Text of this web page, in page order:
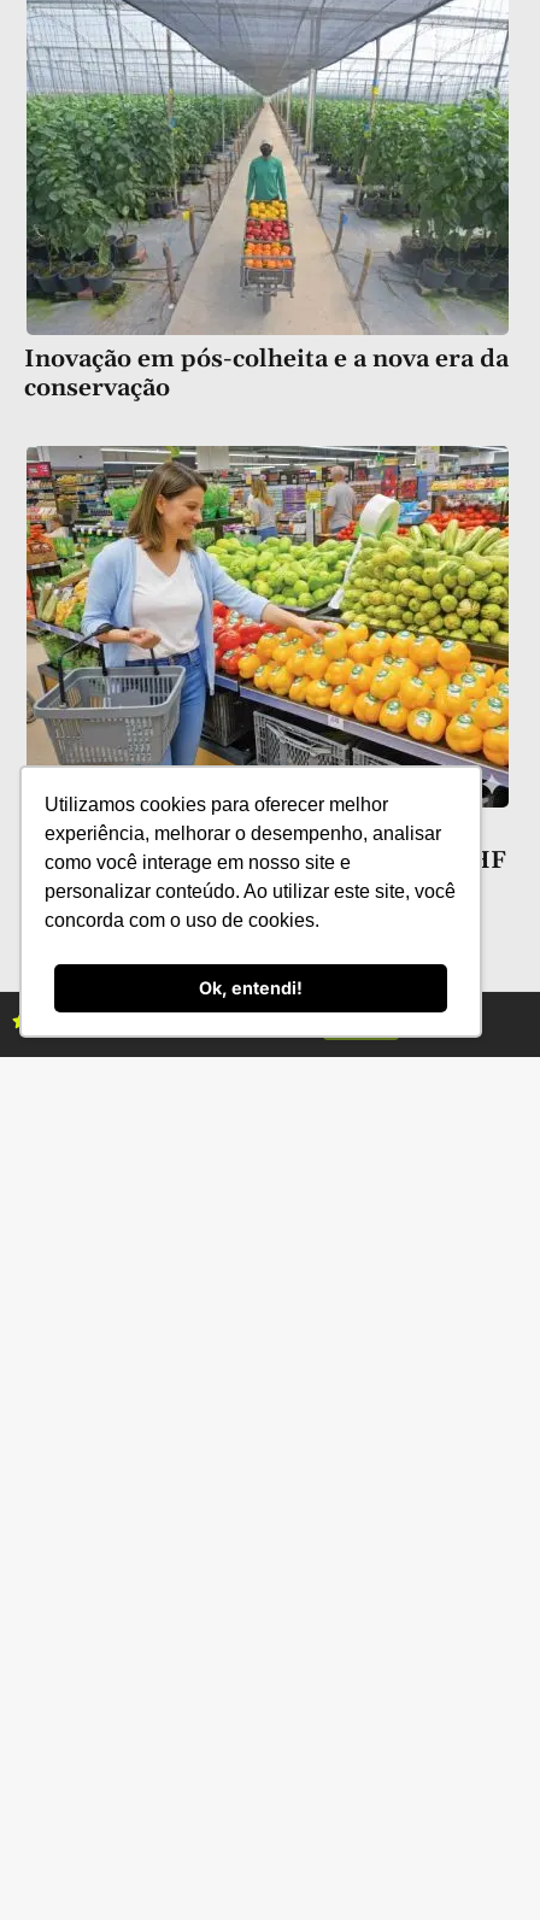
Utilizamos cookies para oferecer melhor
experiência, melhorar o desempenho, analisar
como você interage em nosso site e
personalizar conteúdo. Ao utilizar este site, você
concorda com o uso de cookies.
Ok, entendi!
Inovação em pós-colheita e a nova era da
conservação
Películas comestíveis: novas
possibilidades para a conservação de HF